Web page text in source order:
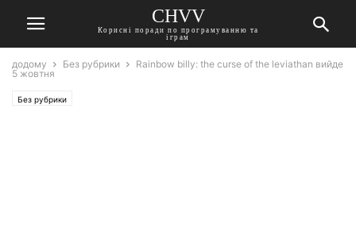
CHVV
Корисні поради по програмуванню та
іграм
додому Без рубрики
Rainbow billy: the curse of the leviathan вийде
5 жовтня
Без рубрики